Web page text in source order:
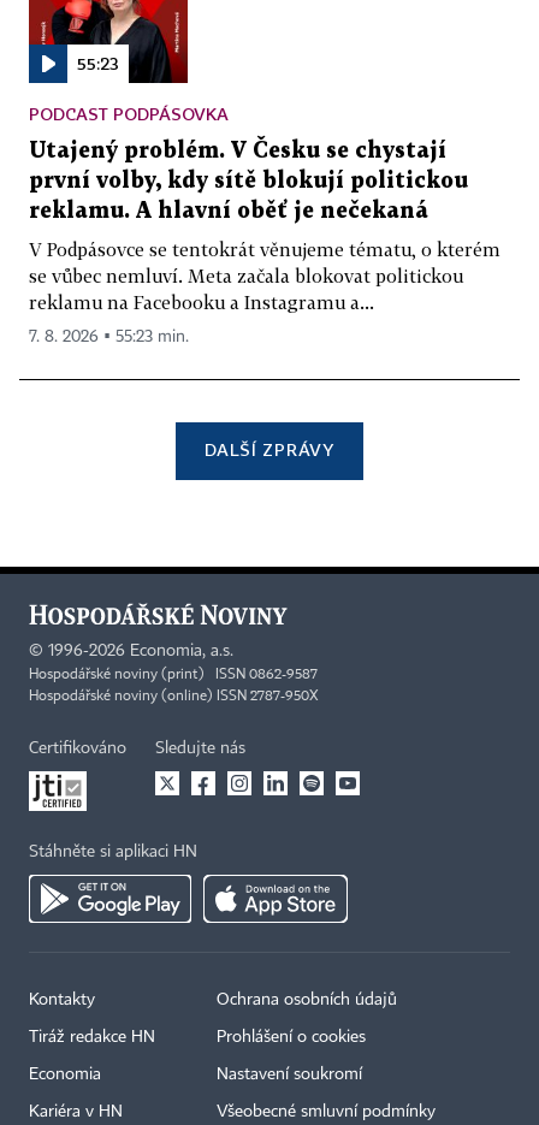
55:23
PODCAST PODPÁSOVKA
Utajený problém. V Česku se chystají
první volby, kdy sítě blokují politickou
reklamu. A hlavní oběť je nečekaná
V Podpásovce se tentokrát věnujeme tématu, o kterém
se vůbec nemluví. Meta začala blokovat politickou
reklamu na Facebooku a Instagramu a...
7. 8. 2026 ▪ 55:23 min.
DALŠÍ ZPRÁVY
© 1996-2026 Economia, a.s.
Hospodářské noviny (print) ISSN 0862-9587
Hospodářské noviny (online) ISSN 2787-950X
Certifikováno Sledujte nás
Stáhněte si aplikaci HN
Kontakty
Tiráž redakce HN
Economia
Kariéra v HN
Ochrana osobních údajů
Prohlášení o cookies
Nastavení soukromí
Všeobecné smluvní podmínky